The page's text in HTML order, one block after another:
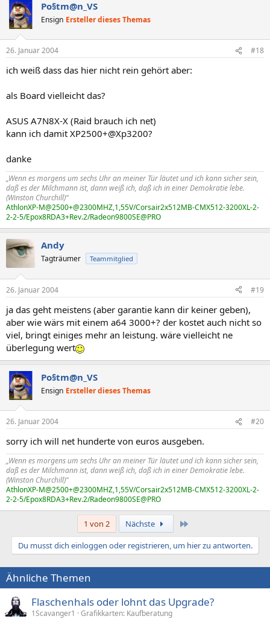
Po§tm@n_VS
Ensign Ersteller dieses Themas
26. Januar 2004 #18
ich weiß dass das hier nicht rein gehört aber:
als Board vielleicht das?
ASUS A7N8X-X (Raid brauch ich net)
kann ich damit XP2500+@Xp3200?
danke
„Wenn es morgens um sechs Uhr an meiner Tür läutet und ich kann sicher sein,
daß es der Milchmann ist, dann weiß ich, daß ich in einer Demokratie lebe.
(Winston Churchill)“
AthlonXP-M@2500+@2300MHZ,1,55V/Corsair2x512MB-CMX512-3200XL-2-
2-2-5/Epox8RDA3+Rev.2/Radeon9800SE@PRO
Andy
Tagträumer Teammitglied
26. Januar 2004 #19
ja das geht meistens (aber garantie kann dir keiner geben),
aber wie wärs mit einem a64 3000+? der kostet auch nicht so
viel, bringt einiges mehr an leistung. wäre vielleicht ne
überlegung wert
Po§tm@n_VS
Ensign Ersteller dieses Themas
26. Januar 2004 #20
sorry ich will net hunderte von euros ausgeben.
„Wenn es morgens um sechs Uhr an meiner Tür läutet und ich kann sicher sein,
daß es der Milchmann ist, dann weiß ich, daß ich in einer Demokratie lebe.
(Winston Churchill)“
AthlonXP-M@2500+@2300MHZ,1,55V/Corsair2x512MB-CMX512-3200XL-2-
2-2-5/Epox8RDA3+Rev.2/Radeon9800SE@PRO
1 von 2 Nächste
Du musst dich einloggen oder registrieren, um hier zu antworten.
Ähnliche Themen
Flaschenhals oder lohnt das Upgrade?
1Scavanger1
Grafikkarten: Kaufberatung